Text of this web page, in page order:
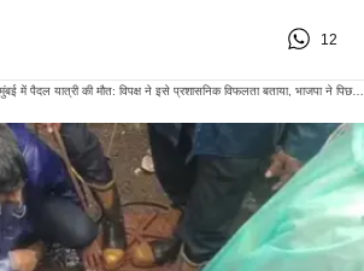
12
मुंबई में पैदल यात्री की मौत: विपक्ष ने इसे प्रशासनिक विफलता बताया, भाजपा ने पिछली सरकार को दोषी ठहराया